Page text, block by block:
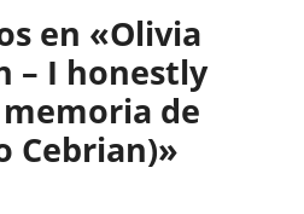
en «Olivia
– I honestly
de
Cebrian)»